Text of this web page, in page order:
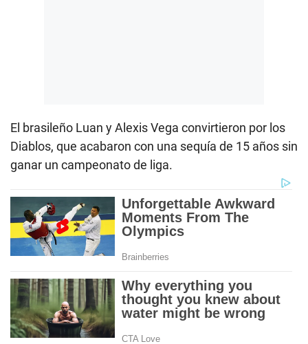
El brasileño Luan y Alexis Vega convirtieron por los
Diablos, que acabaron con una sequía de 15 años sin
ganar un campeonato de liga.